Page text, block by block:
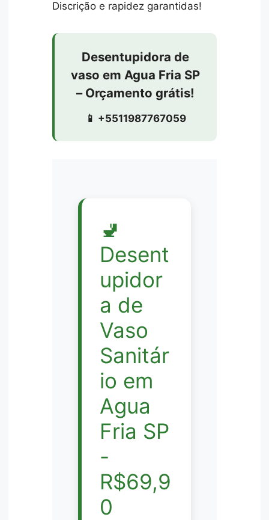
Discrição e rapidez garantidas!
Desentupidora de
vaso em Agua Fria SP
– Orçamento grátis!
📱 +5511987767059
🚽
Desent
upidor
a de
Vaso
Sanitár
io em
Agua
Fria SP
-
R$69,9
0